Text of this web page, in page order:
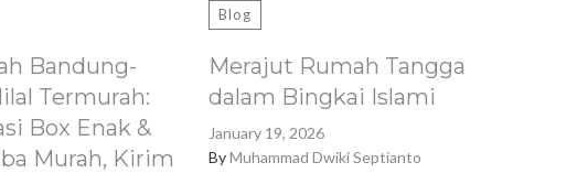
Bandung-
Termurah:
Box Enak &
Murah, Kirim
Blog
Merajut Rumah Tangga
dalam Bingkai Islami
January 19, 2026
ByMuhammad Dwiki Septianto